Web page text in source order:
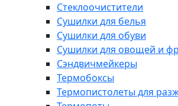
Стеклоочистители
Сушилки для белья
Сушилки для обуви
Сушилки для овощей и
Сэндвичмейкеры
Термобоксы
Термопистолеты для